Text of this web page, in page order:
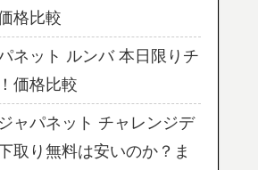
格比較
ネット ルンバ 本日限りチ
価格比較
ャパネット チャレンジデ
取り無料は安いのか？ま